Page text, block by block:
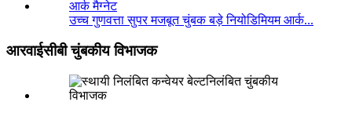
उच्च गुणवत्ता सुपर मजबूत चुंबक बड़े नियोडिमियम आर्क...
आरवाईसीबी चुंबकीय विभाजक